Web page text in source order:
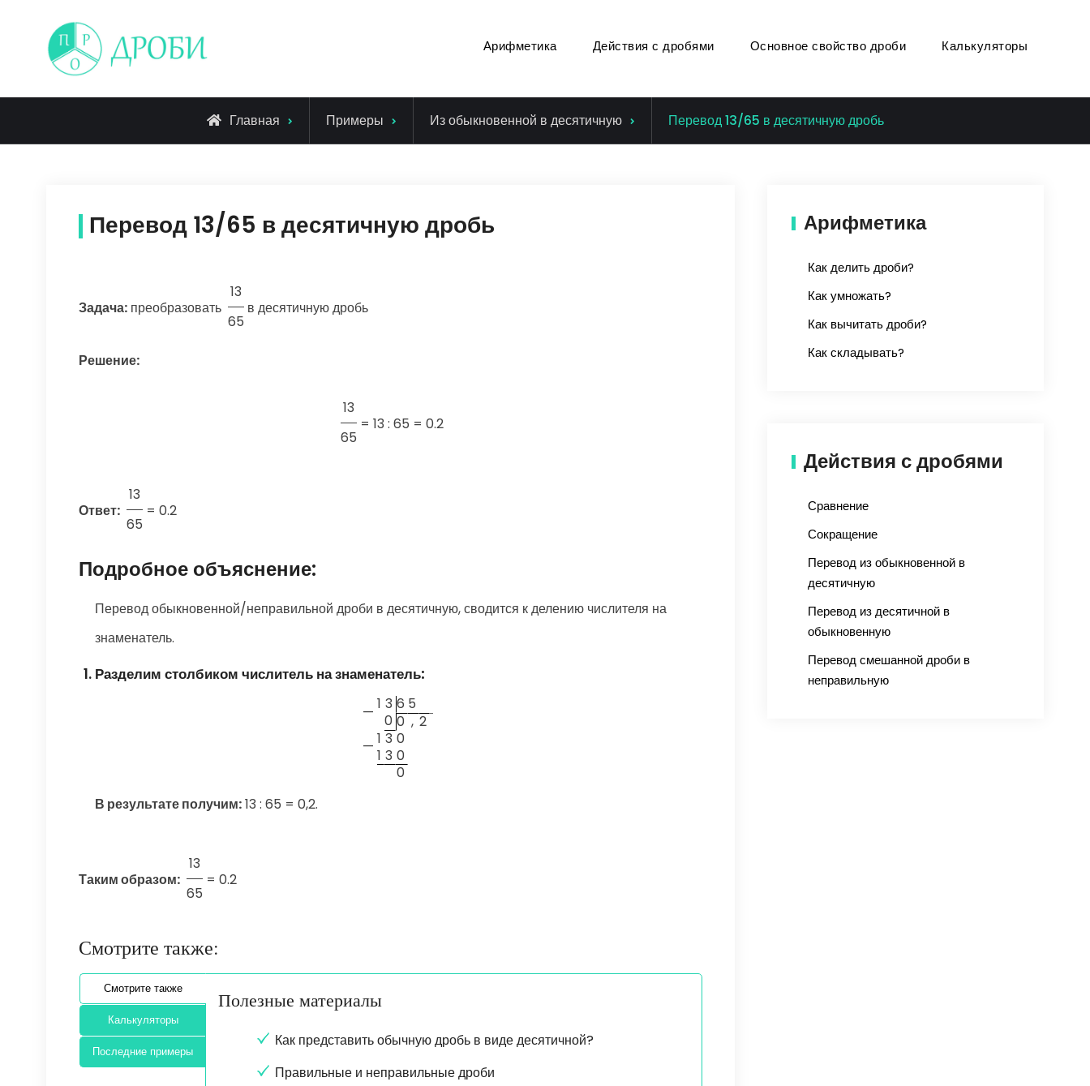
content
Арифметика Действия с дробями Основное свойство дроби Калькуляторы
Главная Примеры Из обыкновенной в десятичную Перевод 13/65 в десятичную дробь
Перевод 13/65 в десятичную дробь
Задача: преобразовать
13
65
в десятичную дробь
Решение:
13
65
= 13 : 65 = 0.2
Ответ:
13
65
= 0.2
Подробное объяснение:
Перевод обыкновенной/неправильной дроби в десятичную, сводится к делению числителя на
знаменатель.
Разделим столбиком числитель на знаменатель:
— 1 3 6 5
0 0 , 2
— 1 3 0
1 3 0
0
В результате получим:13 : 65 = 0,2.
Таким образом:
13
65
= 0.2
Смотрите также:
Смотрите также
Калькуляторы
Последние примеры
Полезные материалы
Как представить обычную дробь в виде десятичной?
Правильные и неправильные дроби
Арифметика
Как делить дроби?
Как умножать?
Как вычитать дроби?
Как складывать?
Действия с дробями
Сравнение
Сокращение
Перевод из обыкновенной в
десятичную
Перевод из десятичной в
обыкновенную
Перевод смешанной дроби в
неправильную